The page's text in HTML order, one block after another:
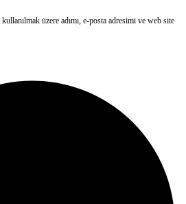
üzere adımı, e-posta adresimi ve web site